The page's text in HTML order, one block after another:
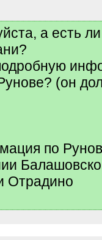
а есть
(он
по
Отрадино